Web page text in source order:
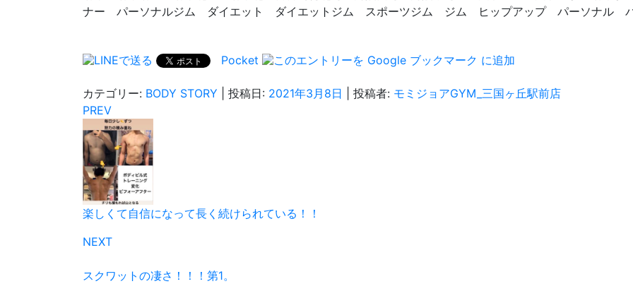
ナー パーソナルジム ダイエット ダイエットジム スポーツジム ジム ヒップアップ パーソナル パ
Pocket
カテゴリー: BODY STORY | 投稿日: 2021年3月8日 投稿者: モミジョアGYM_三国ヶ丘駅前店
PREV
楽しくて自信になって長く続けられている！！
NEXT
スクワットの凄さ！！！第1。